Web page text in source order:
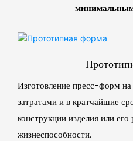
Изготовление пресс-форм
затратами и в кратчайшие
конструкции изделия или
жизнеспособности.